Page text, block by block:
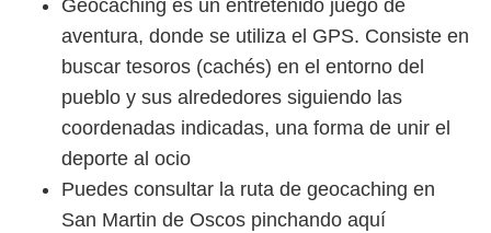
Geocaching es un entretenido juego de
aventura, donde se utiliza el GPS. Consiste en
buscar tesoros (cachés) en el entorno del
pueblo y sus alrededores siguiendo las
coordenadas indicadas, una forma de unir el
deporte al ocio
Puedes consultar la ruta de geocaching en
San Martin de Oscos pinchando aquí